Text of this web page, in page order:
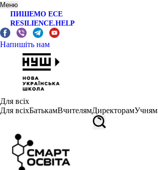
Меню
ПИШЕМО ЕСЕ
RESILIENCE.HELP
Напишіть нам
Для всіх
Для всіхБатькамВчителямДиректорамУчням